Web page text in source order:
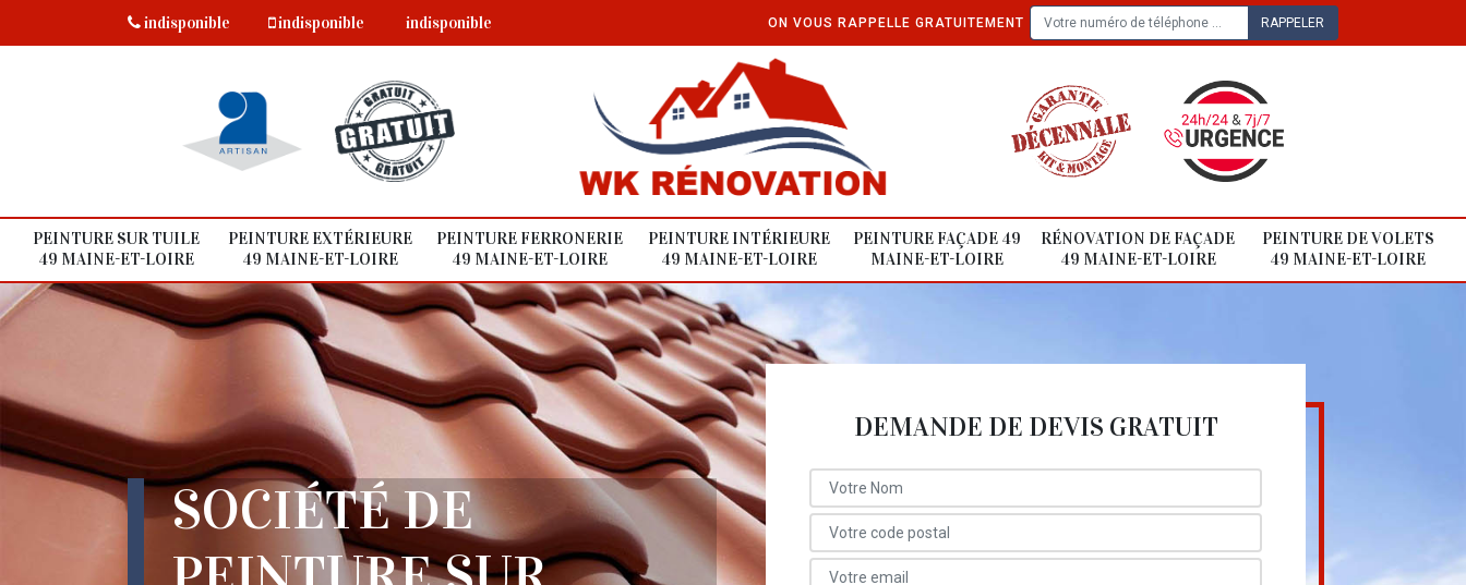
indisponible indisponible indisponible ON VOUS RAPPELLE GRATUITEMENT
PEINTURE SUR TUILE
49 MAINE-ET-LOIRE
PEINTURE EXTÉRIEURE
49 MAINE-ET-LOIRE
PEINTURE FERRONERIE
49 MAINE-ET-LOIRE
PEINTURE INTÉRIEURE
49 MAINE-ET-LOIRE
PEINTURE FAÇADE 49
MAINE-ET-LOIRE
RÉNOVATION DE FAÇADE
49 MAINE-ET-LOIRE
PEINTURE DE VOLETS
49 MAINE-ET-LOIRE
SOCIÉTÉ DE
DEMANDE DE DEVIS GRATUIT